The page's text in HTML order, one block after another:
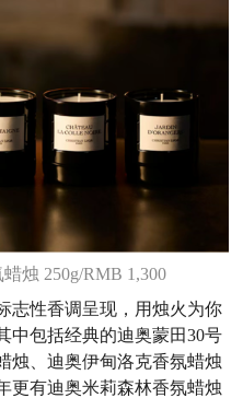
烛 250g/RMB 1,300
志性香调呈现，用烛火为你
中包括经典的迪奥蒙田30号
烛、迪奥伊甸洛克香氛蜡烛
更有迪奥米莉森林香氛蜡烛